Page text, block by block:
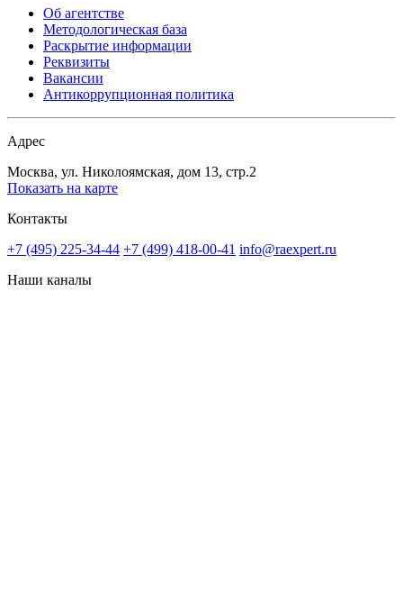
Об агентстве
Методологическая база
Раскрытие информации
Реквизиты
Вакансии
Антикоррупционная политика
Адрес
Москва, ул. Николоямская, дом 13, стр.2
Показать на карте
Контакты
+7 (495) 225-34-44 +7 (499) 418-00-41 info@raexpert.ru
Наши каналы